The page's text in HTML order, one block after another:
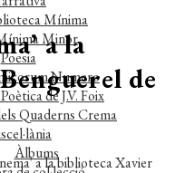
Mínima
Minor
Poesia
Numero
de J.V. Foix
Quaderns Crema
Àlbums
a la
de